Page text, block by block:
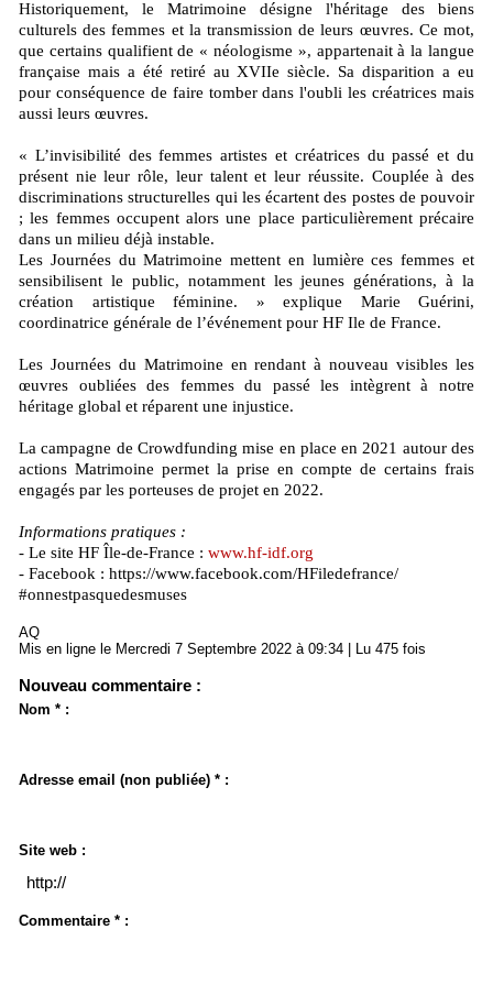
Historiquement, le Matrimoine désigne l'héritage des biens
culturels des femmes et la transmission de leurs œuvres. Ce mot,
que certains qualifient de « néologisme », appartenait à la langue
française mais a été retiré au XVIIe siècle. Sa disparition a eu
pour conséquence de faire tomber dans l'oubli les créatrices mais
aussi leurs œuvres.
« L’invisibilité des femmes artistes et créatrices du passé et du
présent nie leur rôle, leur talent et leur réussite. Couplée à des
discriminations structurelles qui les écartent des postes de pouvoir
; les femmes occupent alors une place particulièrement précaire
dans un milieu déjà instable.
Les Journées du Matrimoine mettent en lumière ces femmes et
sensibilisent le public, notamment les jeunes générations, à la
création artistique féminine. » explique Marie Guérini,
coordinatrice générale de l’événement pour HF Ile de France.
Les Journées du Matrimoine en rendant à nouveau visibles les
œuvres oubliées des femmes du passé les intègrent à notre
héritage global et réparent une injustice.
La campagne de Crowdfunding mise en place en 2021 autour des
actions Matrimoine permet la prise en compte de certains frais
engagés par les porteuses de projet en 2022.
Informations pratiques :
- Le site HF Île-de-France : www.hf-idf.org
- Facebook : https://www.facebook.com/HFiledefrance/
#onnestpasquedesmuses
AQ
Mis en ligne le Mercredi 7 Septembre 2022 à 09:34 | Lu 475 fois
Nouveau commentaire :
Nom * :
Adresse email (non publiée) * :
Site web :
Commentaire * :